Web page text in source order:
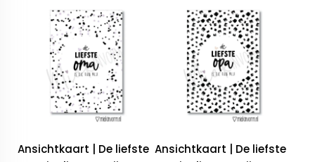
Ansichtkaart | De liefste Ansichtkaart | De liefste